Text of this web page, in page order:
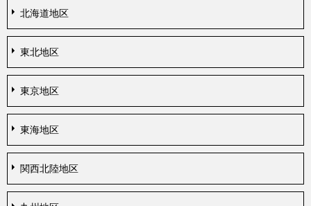
北海道地区
東北地区
東京地区
東海地区
関西北陸地区